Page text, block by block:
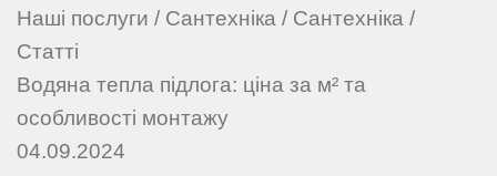
Наші послуги / Сантехніка / Сантехніка /
Статті
Водяна тепла підлога: ціна за м² та
особливості монтажу
04.09.2024